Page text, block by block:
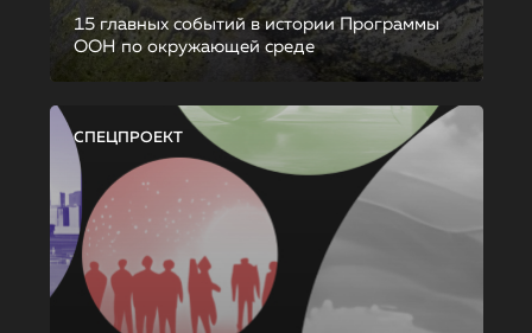
15 главных событий в истории Программы
ООН по окружающей среде
СПЕЦПРОЕКТ